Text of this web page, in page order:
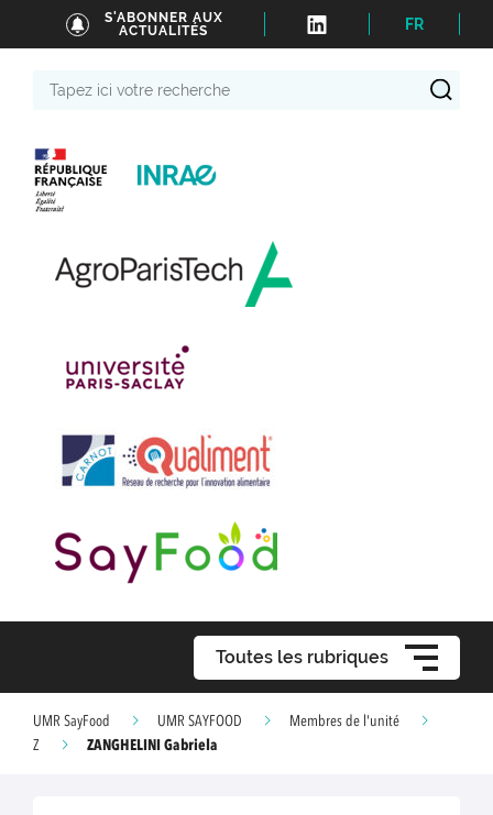
S'ABONNER AUX
ACTUALITÉS
FR
Toutes les rubriques
UMR SayFood UMR SAYFOOD
Membres de l'unité
Z
ZANGHELINI Gabriela